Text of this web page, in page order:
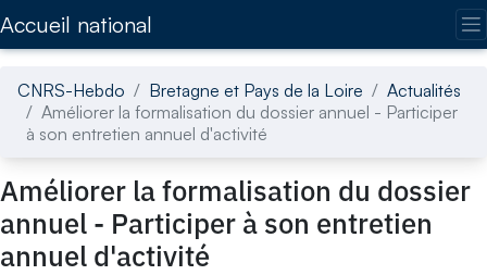
Accueil national
CNRS-Hebdo Bretagne et Pays de la Loire
Actualités
Améliorer la formalisation du dossier annuel - Participer
à son entretien annuel d'activité
Améliorer la formalisation du dossier
annuel - Participer à son entretien
annuel d'activité